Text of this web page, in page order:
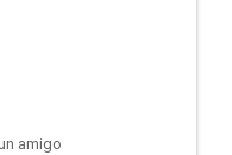
amigo